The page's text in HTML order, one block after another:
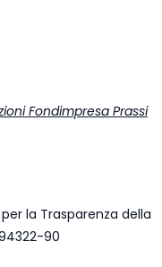
Fondimpresa Prassi
per la Trasparenza della
90